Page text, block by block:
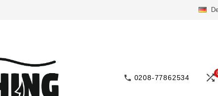
 0208-77862534 